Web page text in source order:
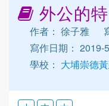
外公的
作者： 徐子雅
寫作日期： 2019-5
學校： 大埔崇德